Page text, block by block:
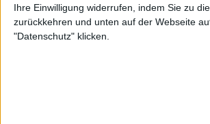
Ihre Einwilligung widerrufen, indem Sie zu
zurückkehren und unten auf der Webseite
"Datenschutz" klicken.